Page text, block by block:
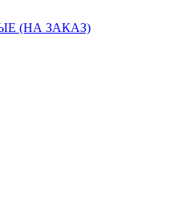
(НА ЗАКАЗ)